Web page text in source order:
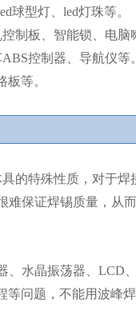
球型灯、led灯珠等。
制板、智能锁、电脑
控制器、导航仪等。
等。
的特殊性质，对于
保证焊锡质量，从
、水晶振荡器、LCD
问题，不能用波峰